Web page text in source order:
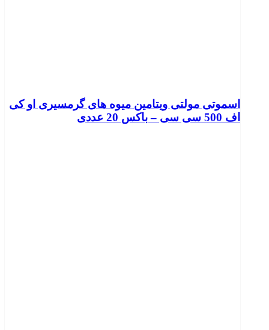
اسموتی مولتی ویتامین میوه های گرمسیری او کی
اف 500 سی سی – باکس 20 عددی